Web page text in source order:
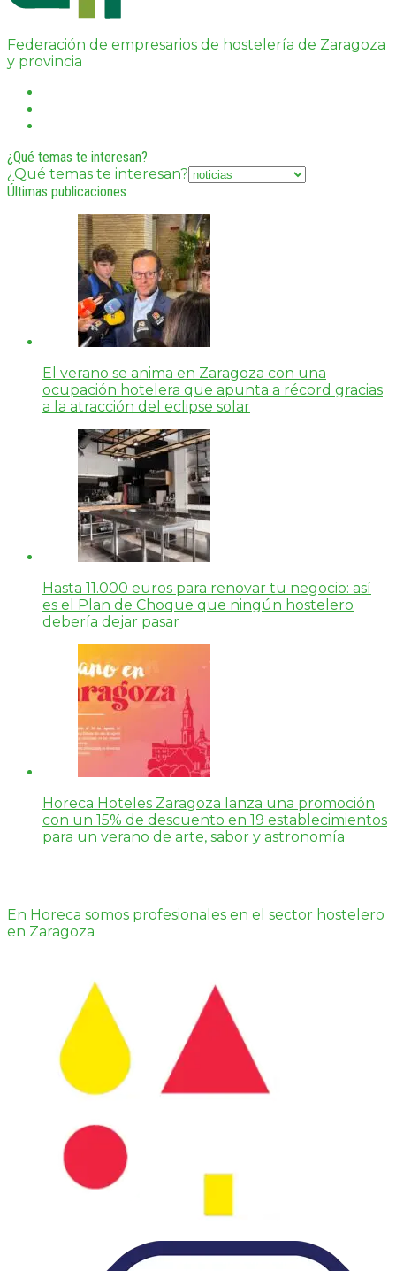
Federación de empresarios de hostelería de Zaragoza
y provincia
¿Qué temas te interesan?
¿Qué temas te interesan?
Últimas publicaciones
El verano se anima en Zaragoza con una
ocupación hotelera que apunta a récord gracias
a la atracción del eclipse solar
Hasta 11.000 euros para renovar tu negocio: así
es el Plan de Choque que ningún hostelero
debería dejar pasar
Horeca Hoteles Zaragoza lanza una promoción
con un 15% de descuento en 19 establecimientos
para un verano de arte, sabor y astronomía
En Horeca somos profesionales en el sector hostelero
en Zaragoza